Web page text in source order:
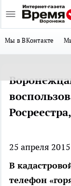
Мы в ВКонтакте
25 апреля 2015
В
телефон